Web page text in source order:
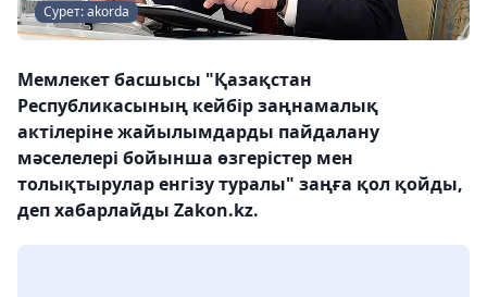
Сурет: akorda
Мемлекет басшысы "Қазақстан
Республикасының кейбір заңнамалық
актілеріне жайылымдарды пайдалану
мәселелері бойынша өзгерістер мен
толықтырулар енгізу туралы" заңға қол қойды,
деп хабарлайды Zakon.kz.